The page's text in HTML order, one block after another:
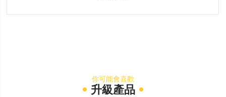
你可能會喜歡
升級產品